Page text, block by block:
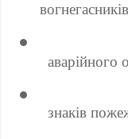
аварійного
знаків